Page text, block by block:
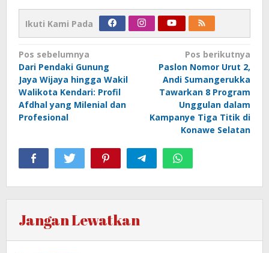
Ikuti Kami Pada
Navigasi
pos
Pos sebelumnya
Dari Pendaki Gunung
Jaya Wijaya hingga Wakil
Walikota Kendari: Profil
Afdhal yang Milenial dan
Profesional
Pos berikutnya
Paslon Nomor Urut 2,
Andi Sumangerukka
Tawarkan 8 Program
Unggulan dalam
Kampanye Tiga Titik di
Konawe Selatan
Jangan Lewatkan